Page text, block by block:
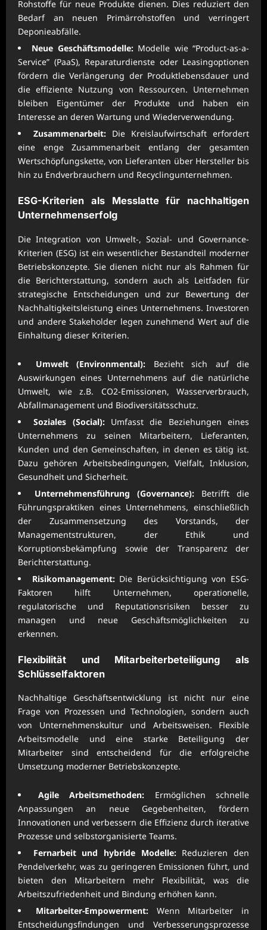
Rohstoffe für neue Produkte dienen. Dies reduziert den
Bedarf an neuen Primärrohstoffen und verringert
Deponieabfälle.
Neue Geschäftsmodelle:Modelle wie “Product-as-a-
Service” (PaaS), Reparaturdienste oder Leasingoptionen
fördern die Verlängerung der Produktlebensdauer und
die effiziente Nutzung von Ressourcen. Unternehmen
bleiben Eigentümer der Produkte und haben ein
Interesse an deren Wartung und Wiederverwendung.
Zusammenarbeit: Die Kreislaufwirtschaft erfordert
eine enge Zusammenarbeit entlang der gesamten
Wertschöpfungskette, von Lieferanten über Hersteller bis
hin zu Endverbrauchern und Recyclingunternehmen.
ESG-Kriterien als Messlatte für nachhaltigen
Unternehmenserfolg
Die Integration von Umwelt-, Sozial- und Governance-
Kriterien (ESG) ist ein wesentlicher Bestandteil moderner
Betriebskonzepte. Sie dienen nicht nur als Rahmen für
die Berichterstattung, sondern auch als Leitfaden für
strategische Entscheidungen und zur Bewertung der
Nachhaltigkeitsleistung eines Unternehmens. Investoren
und andere Stakeholder legen zunehmend Wert auf die
Einhaltung dieser Kriterien.
Umwelt (Environmental): Bezieht sich auf die
Auswirkungen eines Unternehmens auf die natürliche
Umwelt, wie z.B. CO2-Emissionen, Wasserverbrauch,
Abfallmanagement und Biodiversitätsschutz.
Soziales (Social):Umfasst die Beziehungen eines
Unternehmens zu seinen Mitarbeitern, Lieferanten,
Kunden und den Gemeinschaften, in denen es tätig ist.
Dazu gehören Arbeitsbedingungen, Vielfalt, Inklusion,
Gesundheit und Sicherheit.
Unternehmensführung (Governance): Betrifft die
Führungspraktiken eines Unternehmens, einschließlich
der Zusammensetzung des Vorstands, der
Managementstrukturen, der Ethik und
Korruptionsbekämpfung sowie der Transparenz der
Berichterstattung.
Risikomanagement:Die Berücksichtigung von ESG-
Faktoren hilft Unternehmen, operationelle,
regulatorische und Reputationsrisiken besser zu
managen und neue Geschäftsmöglichkeiten zu
erkennen.
Flexibilität und Mitarbeiterbeteiligung als
Schlüsselfaktoren
Nachhaltige Geschäftsentwicklung ist nicht nur eine
Frage von Prozessen und Technologien, sondern auch
von Unternehmenskultur und Arbeitsweisen. Flexible
Arbeitsmodelle und eine starke Beteiligung der
Mitarbeiter sind entscheidend für die erfolgreiche
Umsetzung moderner Betriebskonzepte.
Agile Arbeitsmethoden: Ermöglichen schnelle
Anpassungen an neue Gegebenheiten, fördern
Innovationen und verbessern die Effizienz durch iterative
Prozesse und selbstorganisierte Teams.
Fernarbeit und hybride Modelle:Reduzieren den
Pendelverkehr, was zu geringeren Emissionen führt, und
bieten den Mitarbeitern mehr Flexibilität, was die
Arbeitszufriedenheit und Bindung erhöhen kann.
Mitarbeiter-Empowerment:Wenn Mitarbeiter in
Entscheidungsfindungen und Verbesserungsprozesse